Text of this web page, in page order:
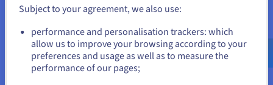
Since 2005, Touchstone’s global infrastructure has
proven to be an effective platform for further
innovation. In particular, the flexibility and
scalability of their various solutions has allowed
them to roll out their Enterprise Email service
us.ovhcloud.com/
Engels USD - $
or
Subject to your agreement, we also use:
performance and personalisation trackers: which
allow us to improve your browsing according to your
preferences and usage as well as to measure the
performance of our pages;